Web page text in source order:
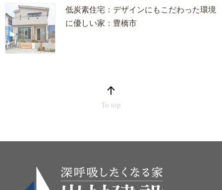
低炭素住宅：デザインにもこだわった環境
に優しい家：豊橋市
To top